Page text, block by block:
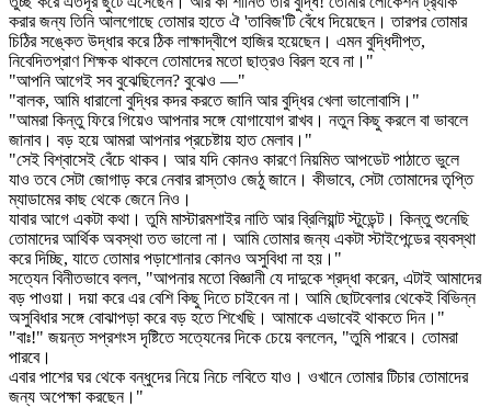
করার জন্য তিনি আলগোছে তোমার হাতে ঐ 'তাবিজ'টি বেঁধে দিয়েছেন। তারপর তোমার
চিঠির সঙ্কেত উদ্ধার করে ঠিক লাক্ষাদ্বীপে হাজির হয়েছেন। এমন বুদ্ধিদীপ্ত,
নিবেদিতপ্রাণ শিক্ষক থাকলে তোমাদের মতো ছাত্রও বিরল হবে না।"
"আপনি আগেই সব বুঝেছিলেন? বুঝেও —"
"বালক, আমি ধারালো বুদ্ধির কদর করতে জানি আর বুদ্ধির খেলা ভালোবাসি।"
"আমরা কিন্তু ফিরে গিয়েও আপনার সঙ্গে যোগাযোগ রাখব। নতুন কিছু করলে বা ভাবলে
জানাব। বড় হয়ে আমরা আপনার প্রচেষ্টায় হাত মেলাব।"
"সেই বিশ্বাসেই বেঁচে থাকব। আর যদি কোনও কারণে নিয়মিত আপডেট পাঠাতে ভুলে
যাও তবে সেটা জোগাড় করে নেবার রাস্তাও জেঠু জানে। কীভাবে, সেটা তোমাদের তৃপ্তি
ম্যাডামের কাছ থেকে জেনে নিও।
যাবার আগে একটা কথা। তুমি মাস্টারমশাইর নাতি আর ব্রিলিয়ান্ট স্টুডেন্ট। কিন্তু শুনেছি
তোমাদের আর্থিক অবস্থা তত ভালো না। আমি তোমার জন্য একটা স্টাইপেন্ডের ব্যবস্থা
করে দিচ্ছি, যাতে তোমার পড়াশোনার কোনও অসুবিধা না হয়।"
সত্যেন বিনীতভাবে বলল, "আপনার মতো বিজ্ঞানী যে দাদুকে শ্রদ্ধা করেন, এটাই আমাদের
বড় পাওয়া। দয়া করে এর বেশি কিছু দিতে চাইবেন না। আমি ছোটবেলার থেকেই বিভিন্ন
অসুবিধার সঙ্গে বোঝাপড়া করে বড় হতে শিখেছি। আমাকে এভাবেই থাকতে দিন।"
"বাঃ!" জয়ন্ত সপ্রশংস দৃষ্টিতে সত্যেনের দিকে চেয়ে বললেন, "তুমি পারবে। তোমরা
পারবে।
এবার পাশের ঘর থেকে বন্ধুদের নিয়ে নিচে লবিতে যাও। ওখানে তোমার টিচার তোমাদের
জন্য অপেক্ষা করছেন।"